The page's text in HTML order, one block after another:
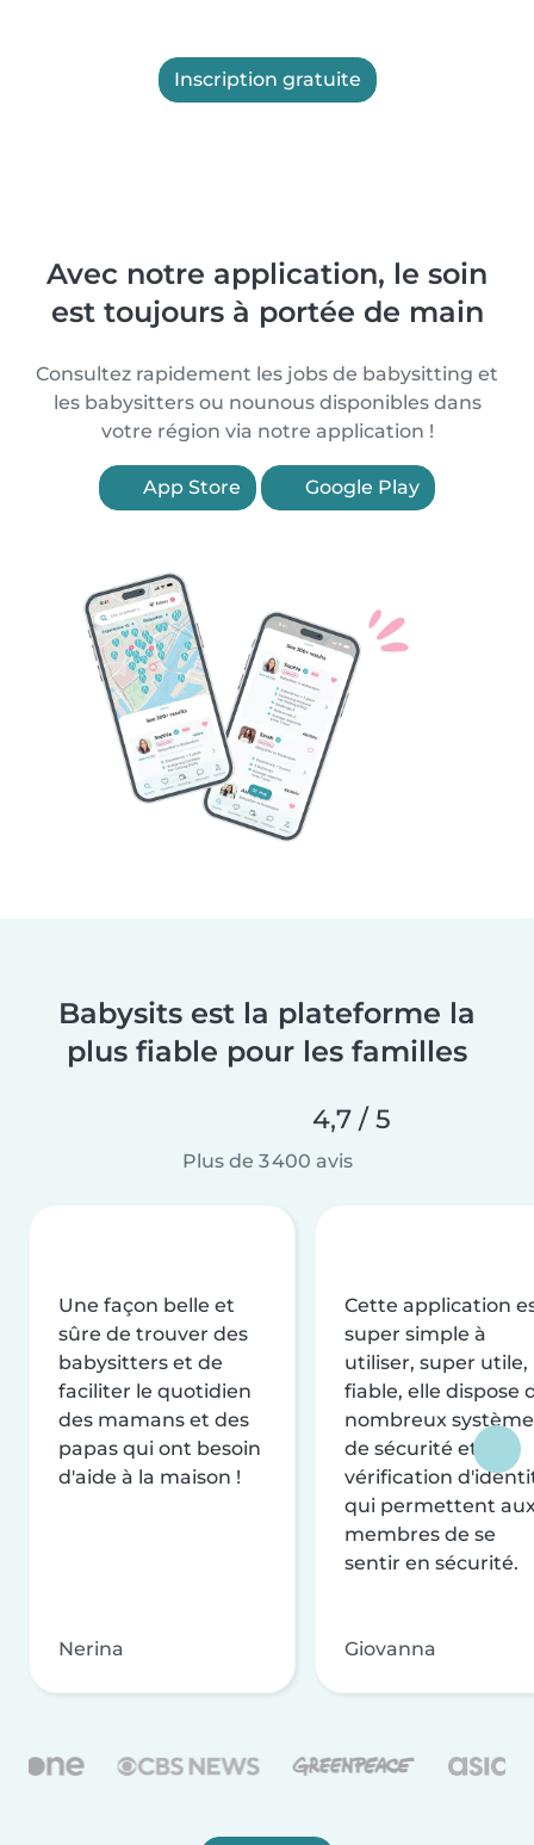
Inscription gratuite
Avec notre application, le soin
est toujours à portée de main
Consultez rapidement les jobs de babysitting et
les babysitters ou nounous disponibles dans
votre région via notre application !
App Store Google Play
Babysits est la plateforme la
plus fiable pour les familles
4,7 / 5
Plus de 3 400 avis
Une façon belle et
sûre de trouver des
babysitters et de
faciliter le quotidien
des mamans et des
papas qui ont besoin
d'aide à la maison !
Nerina
Cette application
super simple à
utiliser, super utile,
fiable, elle dispose
nombreux
de sécurité et de
vérification
qui permettent
membres de se
sentir en sécurité.
Giovanna